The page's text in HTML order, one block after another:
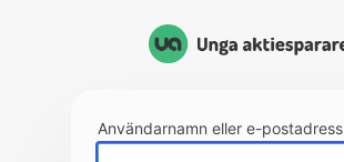
Användarnamn eller e-postadress